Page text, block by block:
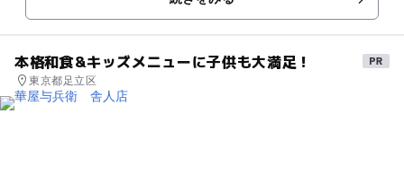
摩地区各都市からも比較的近いです。 ショッピングセンター内の身近な遊
び場で、親も子も一緒に安心して楽しめます。 モーリーファンタジー併設
こ遊びができる「なりきりタウン」など、子どもが大好きな遊びがいっぱ
い！ スキッズガーデンの「プレイリーダー」は全員が保育士・幼稚園教
諭、もしくは社内の教育プログラムを受けた有資格者たち。子どもたちが
安全に楽しく遊べるようにサポートします。 ◆初めて会ったお友だち同士
本格和食&キッズメニューに子供も大満足！
東京都足立区